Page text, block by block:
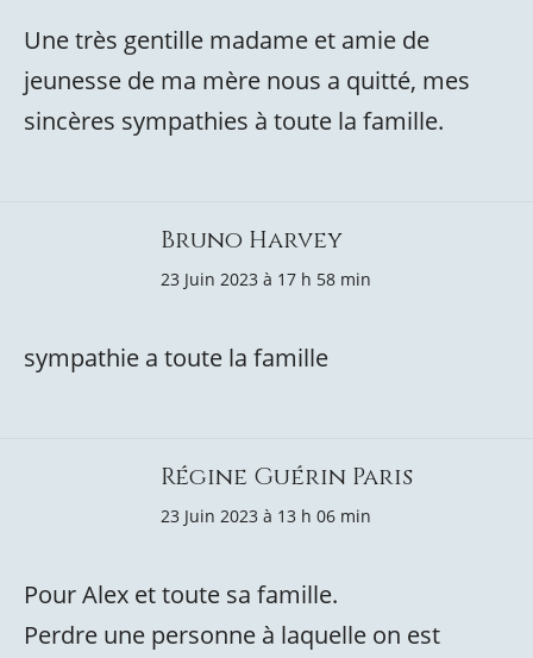
Une très gentille madame et amie de
jeunesse de ma mère nous a quitté, mes
sincères sympathies à toute la famille.
Bruno Harvey
23 Juin 2023 à 17 h 58 min
sympathie a toute la famille
Régine Guérin Paris
23 Juin 2023 à 13 h 06 min
Pour Alex et toute sa famille.
Perdre une personne à laquelle on est